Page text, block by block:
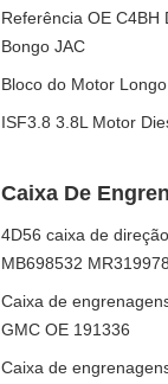
Referência OE C4BH
Bongo JAC
Bloco do Motor
ISF3.8 3.8L Motor
Caixa De
4D56 caixa de
MB698532 MR319978
Caixa de
GMC OE 191336
Caixa de